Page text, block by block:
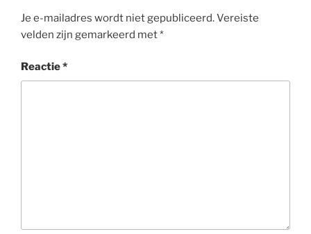
Je e-mailadres wordt niet gepubliceerd.Vereiste
velden zijn gemarkeerd met*
Reactie*